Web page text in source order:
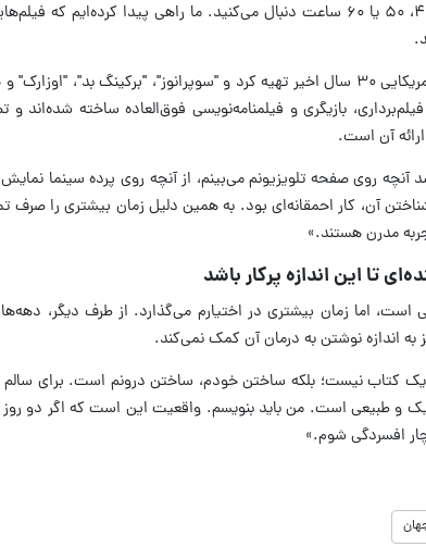
پاورقی‌های قدیمی هستند؛ شما آن‌ها را ۴۰، ۵۰ یا ۶۰ ساعت دنبال می‌کنید. ما راهی
نمی‌توان فهرستی از بهترین آثار تصویری آمریکایی ۳۰ سال اخیر تهیه کرد و "سوپرانوز"،
بازیگری و فیلمنامه‌نویسی فوق‌العاده ساخته شده‌اند و
آن است.
آنچه روی صفحه تلویزیونم می‌بینم، از آنچه روی پرده سینما
آن، کار احمقانه‌ای بود. به همین دلیل زمان بیشتری را صرف
مدرن هستند.»
تا این اندازه پرکار باشد
اما زمان بیشتری در اختیارم می‌گذارد. از طرف دیگر،
اندازه نوشتن به درمان آن کمک نمی‌کند.
کتاب نیست؛ بلکه ساختن خودم، ساختن درونم است. برای سالم
و طبیعی است. من باید بنویسم. واقعیت این است که اگر دو
افسردگی شوم.»